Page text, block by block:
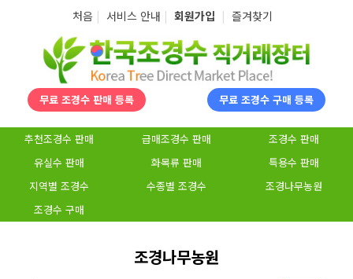
처음 | 서비스 안내 | 회원가입 | 즐겨찾기
무료 조경수 판매 등록 무료 조경수 구매 등록
추천조경수 판매 급매조경수 판매
조경수 판매
유실수 판매
화목류 판매
특용수 판매
지역별 조경수
수종별 조경수
조경나무농원
조경수 구매
조경나무농원